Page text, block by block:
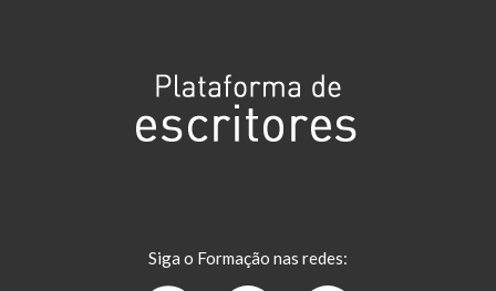
Siga o Formação nas redes: